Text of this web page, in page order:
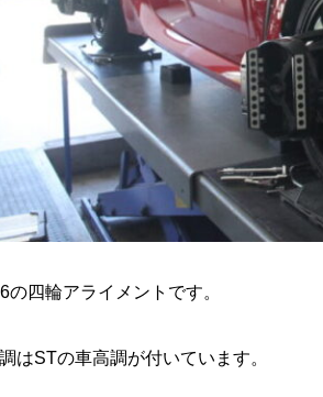
の四輪アライメントです。
はSTの車高調が付いています。